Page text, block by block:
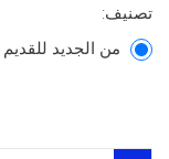
تصنيف:
من الجديد للقديم